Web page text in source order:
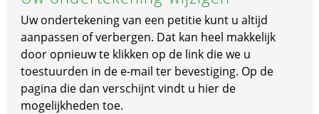
Uw ondertekening van een petitie kunt u altijd
aanpassen of verbergen. Dat kan heel makkelijk
door opnieuw te klikken op de link die we u
toestuurden in de e-mail ter bevestiging. Op de
pagina die dan verschijnt vindt u hier de
mogelijkheden toe.